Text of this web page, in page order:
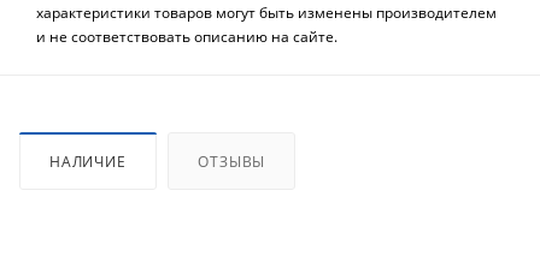
характеристики товаров могут быть изменены производителем
и не соответствовать описанию на сайте.
НАЛИЧИЕ ОТЗЫВЫ